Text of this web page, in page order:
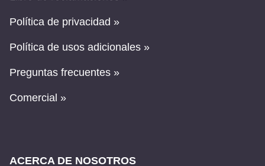
Política de privacidad »
Política de usos adicionales »
Preguntas frecuentes »
Comercial »
ACERCA DE NOSOTROS